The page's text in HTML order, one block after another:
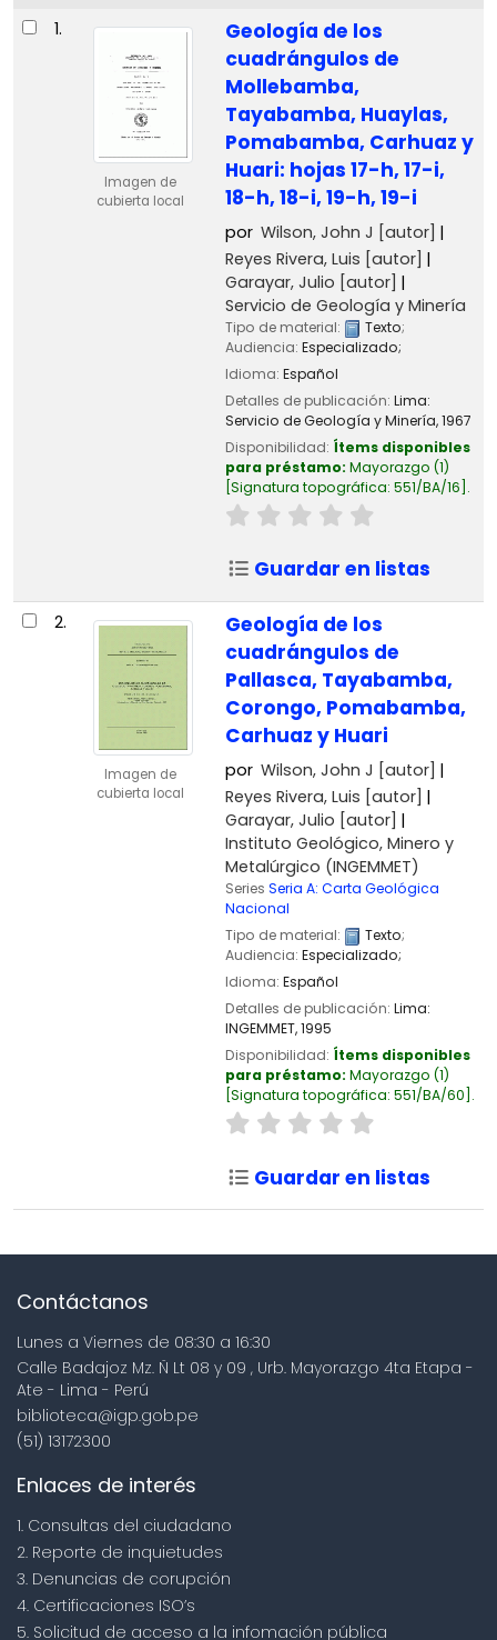
Resultados
1.
Imagen de
cubierta local
Geología de los
cuadrángulos de
Mollebamba,
Tayabamba, Huaylas,
Pomabamba, Carhuaz y
Huari: hojas 17-h, 17-i,
18-h, 18-i, 19-h, 19-i
por Wilson, John J [autor]
Reyes Rivera, Luis [autor]
Garayar, Julio [autor]
Servicio de Geología y Minería
Tipo de material: Texto;
Audiencia: Especializado;
Idioma: Español
Detalles de publicación: Lima:
Servicio de Geología y Minería,1967
Disponibilidad: Ítems disponibles
para préstamo: Mayorazgo (1)
Signatura topográfica: 551/BA/16 .
Guardar en listas
2.
Imagen de
cubierta local
Geología de los
cuadrángulos de
Pallasca, Tayabamba,
Corongo, Pomabamba,
Carhuaz y Huari
por Wilson, John J [autor]
Reyes Rivera, Luis [autor]
Garayar, Julio [autor]
Instituto Geológico, Minero y
Metalúrgico (INGEMMET)
Series Seria A: Carta Geológica
Nacional
Tipo de material:
Texto;
Audiencia: Especializado;
Idioma: Español
Detalles de publicación: Lima:
INGEMMET,1995
Disponibilidad: Ítems disponibles
para préstamo: Mayorazgo (1)
Signatura topográfica: 551/BA/60 .
Guardar en listas
Contáctanos
Lunes a Viernes de 08:30 a 16:30
Calle Badajoz Mz. Ñ Lt 08 y 09 , Urb. Mayorazgo 4ta Etapa -
Ate - Lima - Perú
biblioteca@igp.gob.pe
(51) 13172300
Enlaces de interés
1. Consultas del ciudadano
2. Reporte de inquietudes
3. Denuncias de corupción
4. Certificaciones ISO’s
5. Solicitud de acceso a la infomación pública